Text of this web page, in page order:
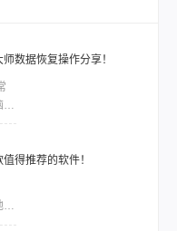
数据恢复操作分享！
本
因
丢
得推荐的软件！
会
论